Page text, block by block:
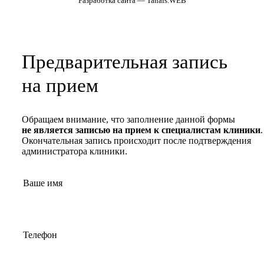
Предварительная запись
на прием
Обращаем внимание, что заполнение данной формы
не является записью на прием к специалистам клиники.
Окончательная запись происходит после подтверждения
администратора клиники.